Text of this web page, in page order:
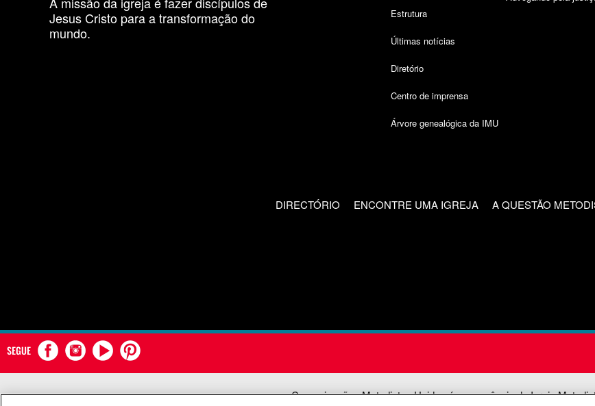
Jesus Cristo para a transformação do
mundo.
Estrutura
Últimas notícias
Diretório
Centro de imprensa
Árvore genealógica da IMU
DIRECTÓRIO ENCONTRE UMA IGREJA A QUESTÃO
SEGUE
Comunicações Metodistas Unidas é uma agência da Igreja